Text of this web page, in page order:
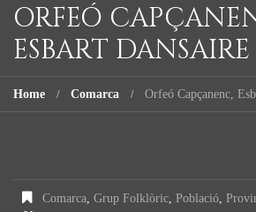
ORFEÓ
ESBART DANSAIRE
Home Comarca Orfeó Capçanenc,
Comarca, Grup Folklòric, Població,